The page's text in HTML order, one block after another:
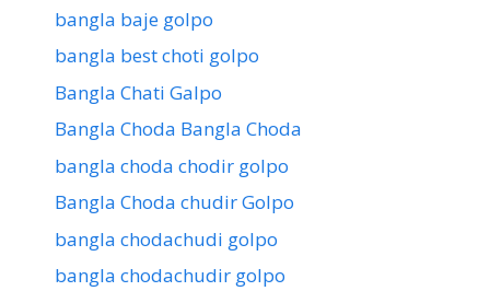
bangla baje golpo
bangla best choti golpo
Bangla Chati Galpo
Bangla Choda Bangla Choda
bangla choda chodir golpo
Bangla Choda chudir Golpo
bangla chodachudi golpo
bangla chodachudir golpo